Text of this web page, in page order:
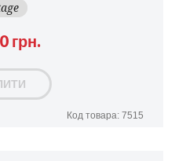
грн.
Код товара: 7515